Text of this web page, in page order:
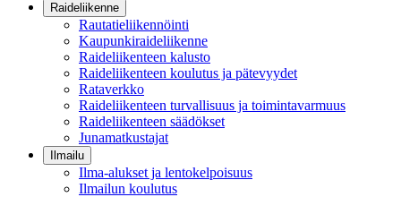
Raideliikenne
Rautatieliikennöinti
Kaupunkiraideliikenne
Raideliikenteen kalusto
Raideliikenteen koulutus ja pätevyydet
Rataverkko
Raideliikenteen turvallisuus ja toimintavarmuus
Raideliikenteen säädökset
Junamatkustajat
Ilmailu
Ilma-alukset ja lentokelpoisuus
Ilmailun koulutus